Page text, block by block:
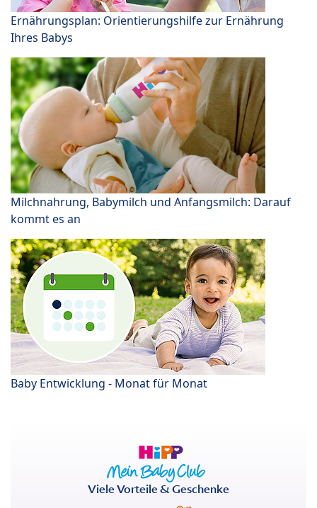
Ernährungsplan: Orientierungshilfe zur Ernährung
Ihres Babys
Milchnahrung, Babymilch und Anfangsmilch: Darauf
kommt es an
Baby Entwicklung - Monat für Monat
Viele Vorteile & Geschenke